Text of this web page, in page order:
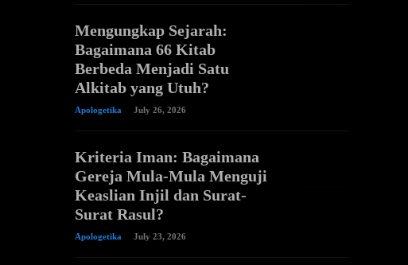
Mengungkap Sejarah:
Bagaimana 66 Kitab
Berbeda Menjadi Satu
Alkitab yang Utuh?
Apologetika July 26, 2026
Kriteria Iman: Bagaimana
Gereja Mula-Mula Menguji
Keaslian Injil dan Surat-
Surat Rasul?
Apologetika July 23, 2026